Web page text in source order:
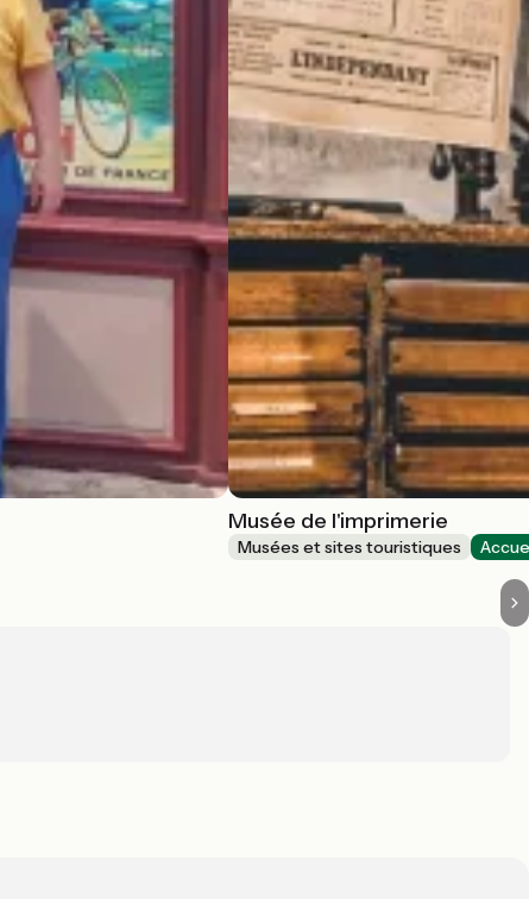
Musée de l'imprimerie
Musées et sites touristiques